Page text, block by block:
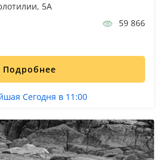
5А
59 866
Подробнее
Сегодня в 11:00